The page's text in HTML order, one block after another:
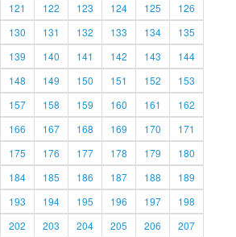
121 122 123 124 125
126
130 131 132 133 134
135
139 140 141 142 143
144
148 149 150 151 152
153
157 158 159 160 161
162
166 167 168 169 170
171
175 176 177 178 179
180
184 185 186 187 188
189
193 194 195 196 197
198
202 203 204 205 206
207